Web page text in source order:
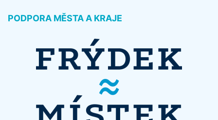
PODPORA MĚSTA A KRAJE